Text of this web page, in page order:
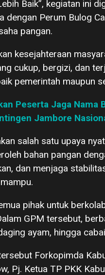
Baik”, kegiatan ini
dengan Perum Bulog
pangan.
kesejahteraan
cukup, bergizi, dan
pemerintah maupun
Peserta Jaga Nama
Jambore
salah satu upaya
bahan pangan
dan menjaga
pihak untuk
GPM tersebut,
ayam, hingga
Forkopimda
Pj. Ketua TP PKK